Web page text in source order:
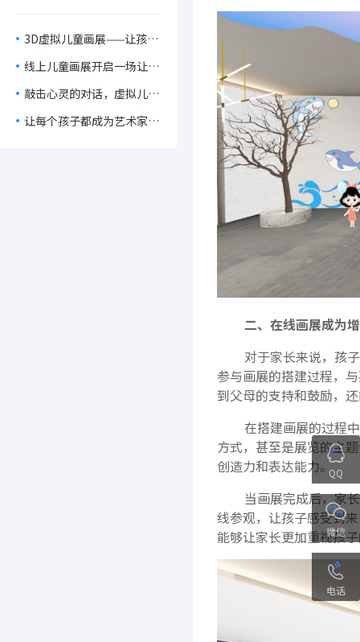
3D虚拟儿童画展——让孩子
翔！
线上儿童画展开启一场让艺
的奇妙旅程！
敲击心灵的对话，虚拟儿童
画展如何让家长与孩子的心
贴得更近？
让每个孩子都成为艺术家，
二、在线画展成为
对于家长来说，孩
参与画展的搭建过程，
到父母的支持和鼓励，
在搭建画展的过程
方式，甚至是展览的主
创造力和表达能力。
当画展完成后，家
线参观，让孩子感受到
能够让家长更加重视孩
QQ
微信
电话